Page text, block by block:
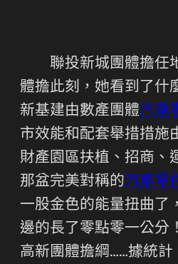
聯投新城團體擔任
體擔此刻，她看到了什
新基建由數產團體汽車
市效能和配套舉措措施
財產園區扶植、招商、
那盆完美對稱的汽車零
一股金色的能量扭曲了
邊的長了零點零一公分
高新團體擔綱……據統計